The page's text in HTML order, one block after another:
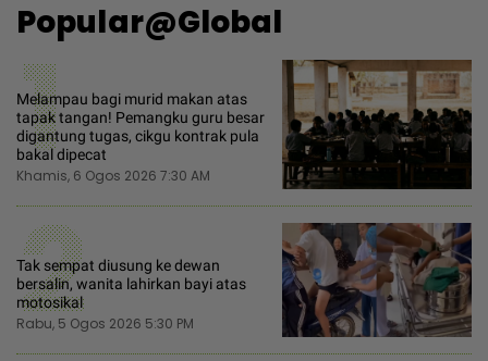
Popular@Global
1
Melampau bagi murid makan atas
tapak tangan! Pemangku guru besar
digantung tugas, cikgu kontrak pula
bakal dipecat
Khamis, 6 Ogos 2026 7:30 AM
2
Tak sempat diusung ke dewan
bersalin, wanita lahirkan bayi atas
motosikal
Rabu, 5 Ogos 2026 5:30 PM